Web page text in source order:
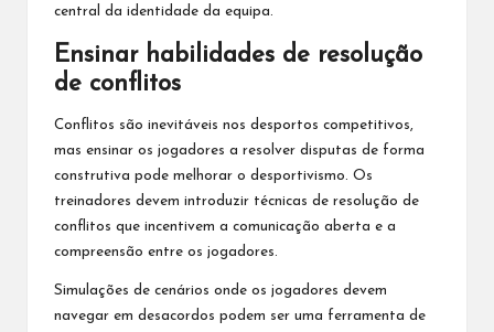
central da identidade da equipa.
Ensinar habilidades de resolução
de conflitos
Conflitos são inevitáveis nos desportos competitivos,
mas ensinar os jogadores a resolver disputas de forma
construtiva pode melhorar o desportivismo. Os
treinadores devem introduzir técnicas de resolução de
conflitos que incentivem a comunicação aberta e a
compreensão entre os jogadores.
Simulações de cenários onde os jogadores devem
navegar em desacordos podem ser uma ferramenta de